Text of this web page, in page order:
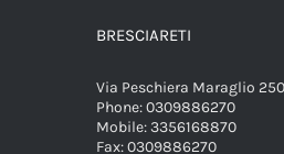
BRESCIARETI
Via Peschiera Maraglio
Phone:0309886270
Mobile:3356168870
Fax:0309886270